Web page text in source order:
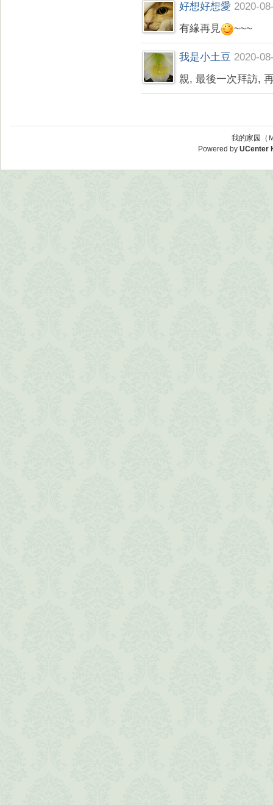
好想好想愛 2020-
有緣再見
~~~
我是小土豆 2020-
親, 最後一次拜訪,
我的家园（
Powered by UCenter